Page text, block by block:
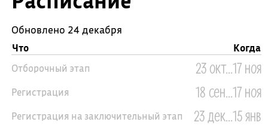
Обновлено 24 декабря
Что
Когда
Отборочный этап
23 окт...17 ноя
Регистрация 18 сен...17 ноя
Регистрация на заключительный этап 23 дек...15 янв